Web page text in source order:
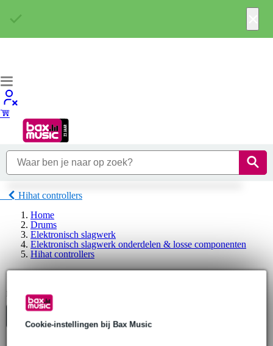
Cookie-instellingen bij Bax Music
Hihat controllers
Home
Drums
Elektronisch slagwerk
Elektronisch slagwerk onderdelen & losse componenten
Hihat controllers
NUX Hihat controllers
Er is product gevonden.